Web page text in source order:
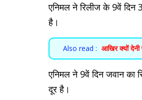
एनिमल ने रिलीज के 9वें
है।
Also read : आखिर क्यों देनी
एनिमल ने 9वें दिन जवान का
दूर है।